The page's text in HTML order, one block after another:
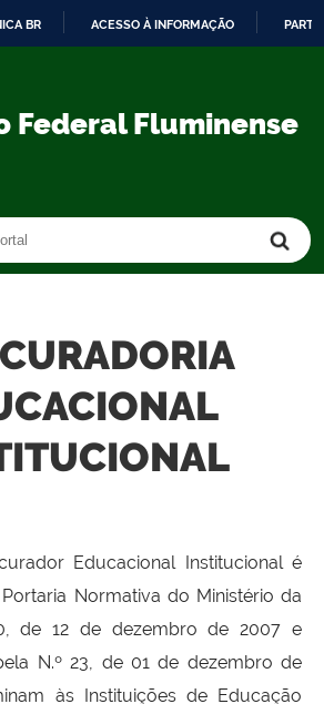
CONTEÚDO
BR ACESSO À INFORMAÇÃO
Federal Fluminense
Educacional Institucional é
Normativa do Ministério da
de 12 de dezembro de 2007 e
N.º 23, de 01 de dezembro de
às Instituições de Educação